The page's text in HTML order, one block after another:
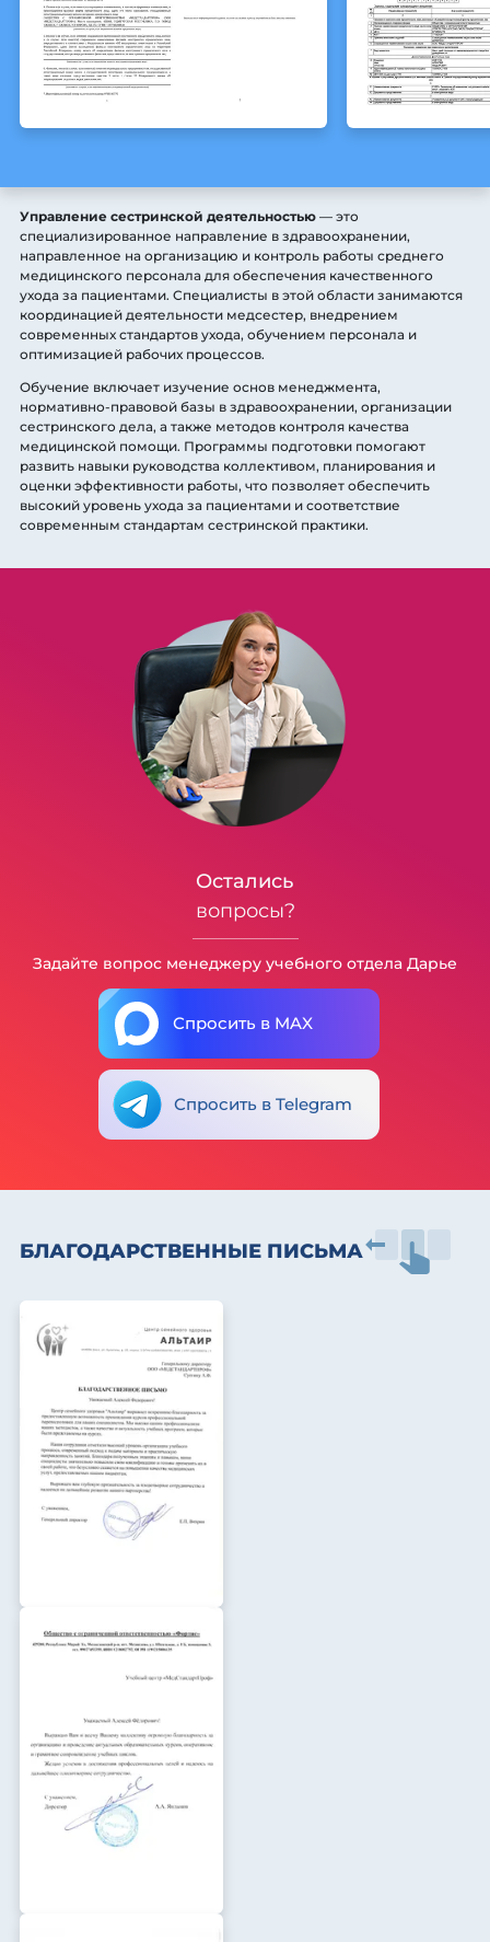
Управление сестринской деятельностью — это
специализированное направление в здравоохранении,
направленное на организацию и контроль работы среднего
медицинского персонала для обеспечения качественного
ухода за пациентами. Специалисты в этой области занимаются
координацией деятельности медсестер, внедрением
современных стандартов ухода, обучением персонала и
оптимизацией рабочих процессов.
Обучение включает изучение основ менеджмента,
нормативно-правовой базы в здравоохранении, организации
сестринского дела, а также методов контроля качества
медицинской помощи. Программы подготовки помогают
развить навыки руководства коллективом, планирования и
оценки эффективности работы, что позволяет обеспечить
высокий уровень ухода за пациентами и соответствие
современным стандартам сестринской практики.
Остались
вопросы?
Задайте вопрос менеджеру учебного отдела Дарье
Спросить в MAX
Спросить в Telegram
БЛАГОДАРСТВЕННЫЕ ПИСЬМА